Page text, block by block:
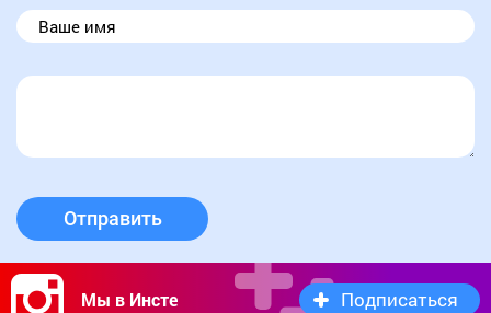
Отправить
Мы в Инсте Подписаться